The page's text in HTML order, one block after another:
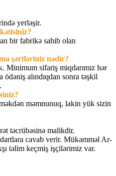
yerləşir.
bir fabrikə sahib olan
şərtləriniz nədir?
sifariş miqdarımız hər
ödəniş alındıqdan sonra təşkil
məmnunuq, lakin yük sizin
təcrübəsinə malikdir.
cavab verir. Mükəmməl Ar-
təlim keçmiş işçilərimiz var.